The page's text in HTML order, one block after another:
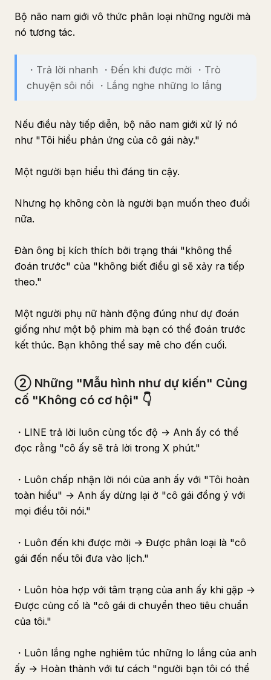
Bộ não nam giới vô thức phân loại những người mà
nó tương tác.
・Trả lời nhanh ・Đến khi được mời ・Trò
chuyện sôi nổi ・Lắng nghe những lo lắng
Nếu điều này tiếp diễn, bộ não nam giới xử lý nó
như "Tôi hiểu phản ứng của cô gái này."
Một người bạn hiểu thì đáng tin cậy.
Nhưng họ không còn là người bạn muốn theo đuổi
nữa.
Đàn ông bị kích thích bởi trạng thái "không thể
đoán trước" của "không biết điều gì sẽ xảy ra tiếp
theo."
Một người phụ nữ hành động đúng như dự đoán
giống như một bộ phim mà bạn có thể đoán trước
kết thúc. Bạn không thể say mê cho đến cuối.
② Những "Mẫu hình như dự kiến" Củng
cố "Không có cơ hội" 👇
・LINE trả lời luôn cùng tốc độ → Anh ấy có thể
đọc rằng "cô ấy sẽ trả lời trong X phút."
・Luôn chấp nhận lời nói của anh ấy với "Tôi hoàn
toàn hiểu" → Anh ấy dừng lại ở "cô gái đồng ý với
mọi điều tôi nói."
・Luôn đến khi được mời → Được phân loại là "cô
gái đến nếu tôi đưa vào lịch."
・Luôn hòa hợp với tâm trạng của anh ấy khi gặp →
Được củng cố là "cô gái di chuyển theo tiêu chuẩn
của tôi."
・Luôn lắng nghe nghiêm túc những lo lắng của anh
ấy → Hoàn thành với tư cách "người bạn tôi có thể